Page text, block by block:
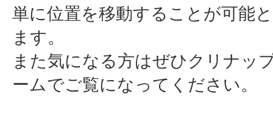
単に位置を移動することが可能
ます。
また気になる方はぜひクリナッ
ームでご覧になってください。